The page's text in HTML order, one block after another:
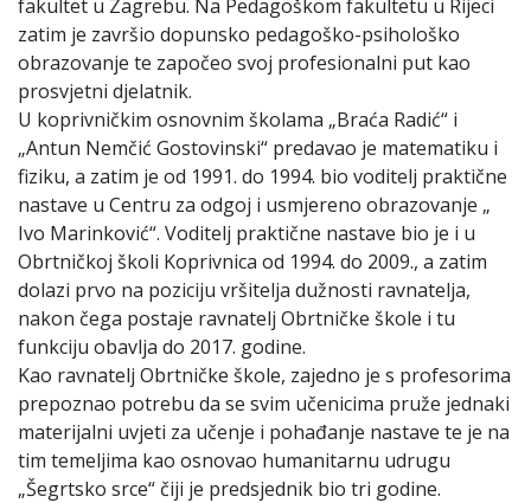
fakultet u Zagrebu. Na Pedagoškom fakultetu u Rijeci
zatim je završio dopunsko pedagoško-psihološko
obrazovanje te započeo svoj profesionalni put kao
prosvjetni djelatnik.
U koprivničkim osnovnim školama „Braća Radić“ i
„Antun Nemčić Gostovinski“ predavao je matematiku i
fiziku, a zatim je od 1991. do 1994. bio voditelj praktične
nastave u Centru za odgoj i usmjereno obrazovanje „
Ivo Marinković“. Voditelj praktične nastave bio je i u
Obrtničkoj školi Koprivnica od 1994. do 2009., a zatim
dolazi prvo na poziciju vršitelja dužnosti ravnatelja,
nakon čega postaje ravnatelj Obrtničke škole i tu
funkciju obavlja do 2017. godine.
Kao ravnatelj Obrtničke škole, zajedno je s profesorima
prepoznao potrebu da se svim učenicima pruže jednaki
materijalni uvjeti za učenje i pohađanje nastave te je na
tim temeljima kao osnovao humanitarnu udrugu
„Šegrtsko srce“ čiji je predsjednik bio tri godine.